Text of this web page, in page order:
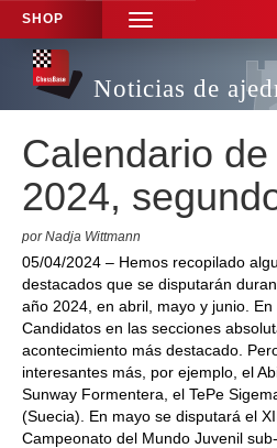
SHOP
TOGGLE
NAVIGATION
Noticias de
Calendario
2024,
por Nadja Wittmann
05/04/2024 – Hemos recopilado
destacados que se disputarán
año 2024, en abril, mayo y junio.
Candidatos en las secciones
acontecimiento más destacado.
interesantes más, por ejemplo, el
Sunway Formentera, el TePe
(Suecia). En mayo se disputará el
Campeonato del Mundo Juvenil